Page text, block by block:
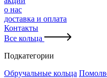
о нас
доставка и оплата
Контакты
Все кольца
Подкатегории
Обручальные кольца